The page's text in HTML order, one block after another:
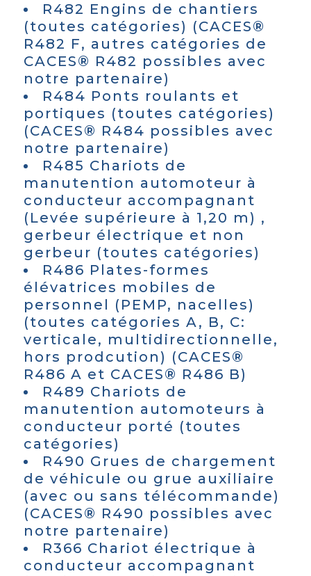
R482 Engins de chantiers
(toutes catégories) (CACES®
R482 F, autres catégories de
CACES® R482 possibles avec
notre partenaire)
R484 Ponts roulants et
portiques (toutes catégories)
(CACES® R484 possibles avec
notre partenaire)
R485 Chariots de
manutention automoteur à
conducteur accompagnant
(Levée supérieure à 1,20 m) ,
gerbeur électrique et non
gerbeur (toutes catégories)
R486 Plates-formes
élévatrices mobiles de
personnel (PEMP, nacelles)
(toutes catégories A, B, C:
verticale, multidirectionnelle,
hors prodcution) (CACES®
R486 A et CACES® R486 B)
R489 Chariots de
manutention automoteurs à
conducteur porté (toutes
catégories)
R490 Grues de chargement
de véhicule ou grue auxiliaire
(avec ou sans télécommande)
(CACES® R490 possibles avec
notre partenaire)
R366 Chariot électrique à
conducteur accompagnant